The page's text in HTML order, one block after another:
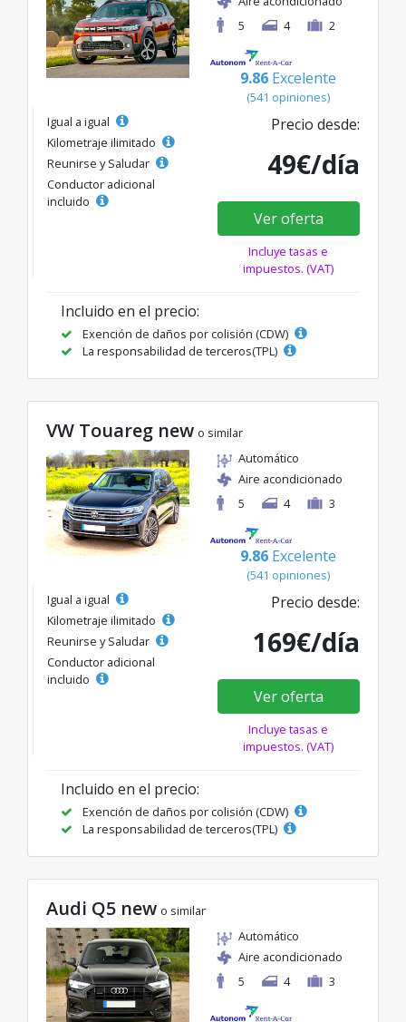
5
4 2
9.86 Excelente
(541 opiniones)
Igual a igual
Kilometraje ilimitado
Reunirse y Saludar
Conductor adicional
incluido
Precio desde:
49€/día
Ver oferta
Incluye tasas e
impuestos. (VAT)
Incluido en el precio:
Exención de daños por colisión (CDW)
La responsabilidad de terceros(TPL)
VW Touareg new o similar
Automático
Aire acondicionado
5
4 3
9.86 Excelente
(541 opiniones)
Igual a igual
Kilometraje ilimitado
Reunirse y Saludar
Conductor adicional
incluido
Precio desde:
169€/día
Ver oferta
Incluye tasas e
impuestos. (VAT)
Incluido en el precio:
Exención de daños por colisión (CDW)
La responsabilidad de terceros(TPL)
Audi Q5 new o similar
Automático
Aire acondicionado
5
4 3